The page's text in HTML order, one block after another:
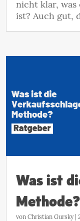
nicht klar, was
ist? Auch gut,
Was ist
Methode?
von Christian Gursky |